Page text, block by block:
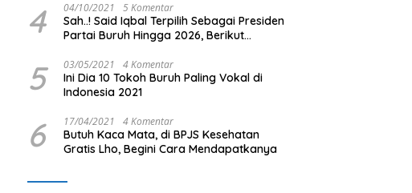
4 04/10/2021 5 Komentar
Sah..! Said Iqbal Terpilih Sebagai Presiden
Partai Buruh Hingga 2026, Berikut
5 03/05/2021 4 Komentar
Ini Dia 10 Tokoh Buruh Paling Vokal di
Indonesia 2021
6 17/04/2021 4 Komentar
Butuh Kaca Mata, di BPJS Kesehatan
Gratis Lho, Begini Cara Mendapatkanya